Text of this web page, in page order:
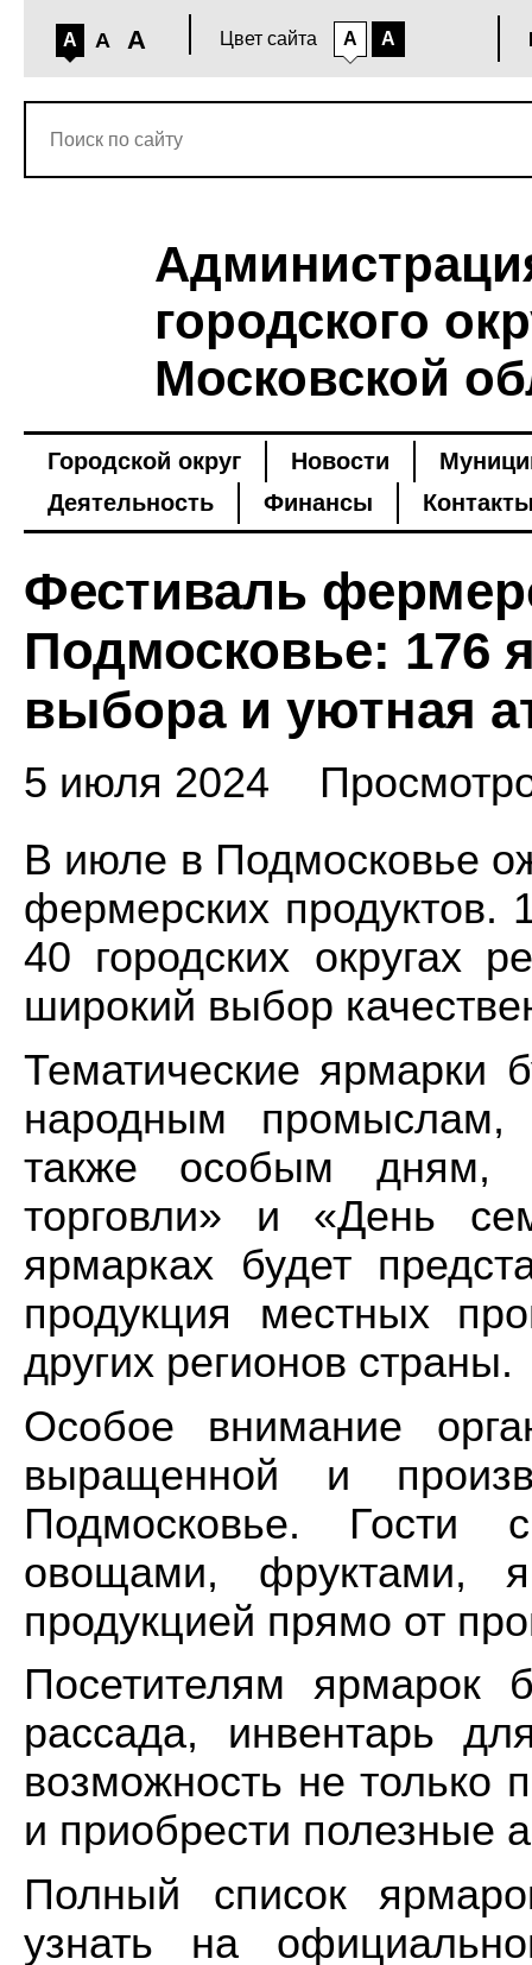
A A A Цвет сайта A A
городского
Московской
Городской округ Новости
Деятельность
Финансы
Фестиваль
Подмосковье: 176
выбора и уютная
5 июля 2024
В июле в Подмосковье
фермерских продуктов.
40 городских округах
широкий выбор
Тематические ярмарки
народным промыслам,
также особым дням,
торговли» и «День
ярмарках будет
продукция местных
других регионов страны.
Особое внимание
выращенной и
Подмосковье. Гости
овощами, фруктами,
продукцией прямо от
Посетителям ярмарок
рассада, инвентарь
возможность не только
и приобрести полезные
Полный список
узнать на